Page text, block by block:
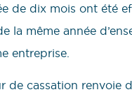
de dix mois ont été
la même année
entreprise.
de cassation renvoie